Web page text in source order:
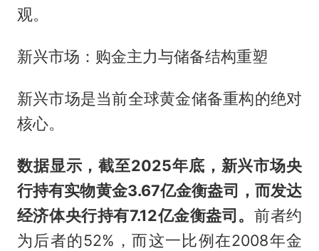
观。
新兴市场：购金主力与储备结构重塑
新兴市场是当前全球黄金储备重构的绝对
核心。
数据显示，截至2025年底，新兴市场央
行持有实物黄金3.67亿金衡盎司，而发达
经济体央行持有7.12亿金衡盎司。 前者约
为后者的52%，而这一比例在2008年金